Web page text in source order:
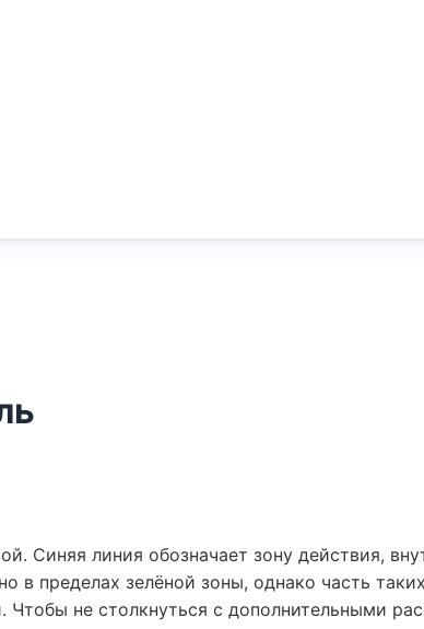
Синяя линия обозначает зону действия,
в пределах зелёной зоны, однако часть
не столкнуться с дополнительными